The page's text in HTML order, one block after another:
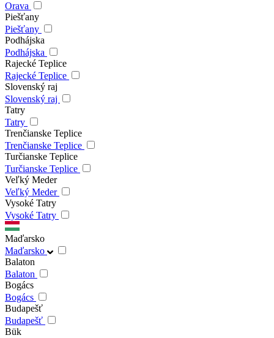
Orava
Piešťany
Piešťany
Podhájska
Podhájska
Rajecké Teplice
Rajecké Teplice
Slovenský raj
Slovenský raj
Tatry
Tatry
Trenčianske Teplice
Trenčianske Teplice
Turčianske Teplice
Turčianske Teplice
Veľký Meder
Veľký Meder
Vysoké Tatry
Vysoké Tatry
Maďarsko
Maďarsko
Balaton
Balaton
Bogács
Bogács
Budapešť
Budapešť
Bük